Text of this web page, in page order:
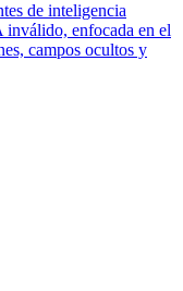
de inteligencia
enfocada en el
campos ocultos y